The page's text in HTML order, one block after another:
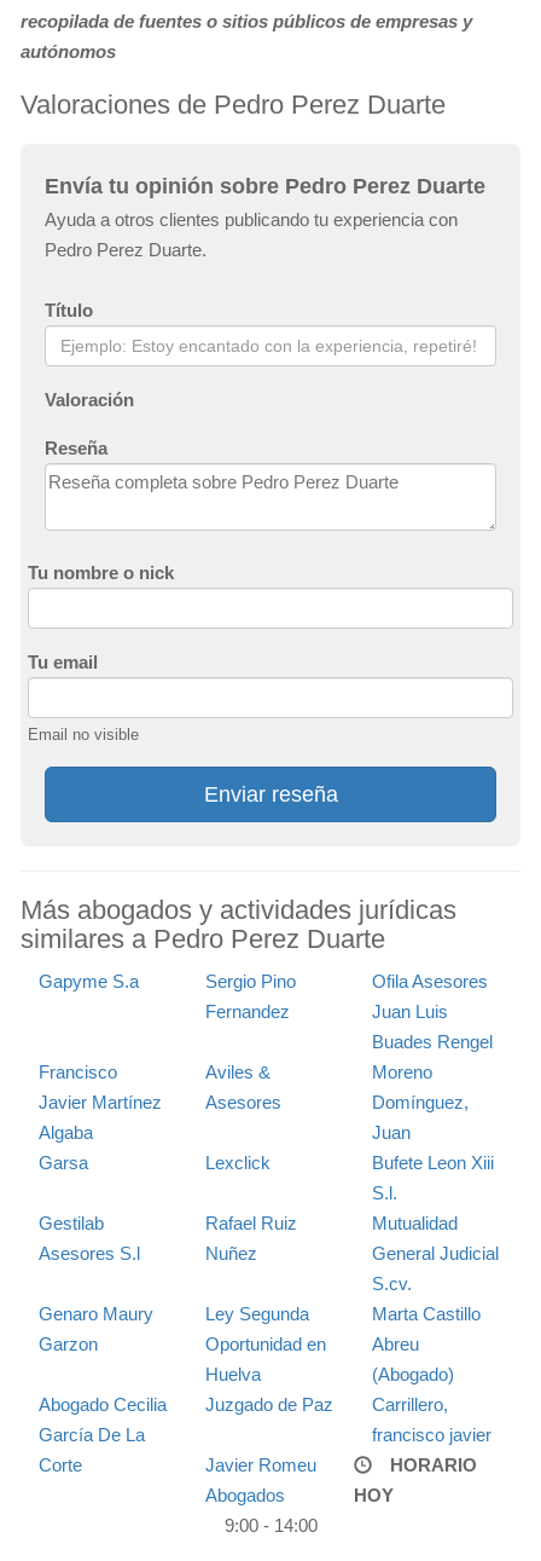
recopilada de fuentes o sitios públicos de empresas y
autónomos
Valoraciones de Pedro Perez Duarte
Envía tu opinión sobre Pedro Perez Duarte
Ayuda a otros clientes publicando tu experiencia con
Pedro Perez Duarte.
Título
Valoración
Reseña
Tu nombre o nick
Tu email
Email no visible
Enviar reseña
Más abogados y actividades jurídicas
similares a Pedro Perez Duarte
Gapyme S.a
Sergio Pino
Fernandez
Ofila Asesores
Juan Luis
Buades Rengel
Francisco
Javier Martínez
Algaba
Aviles &
Asesores
Moreno
Domínguez,
Juan
Garsa
Lexclick
Bufete Leon Xiii
S.l.
Gestilab
Asesores S.l
Rafael Ruiz
Nuñez
Mutualidad
General Judicial
S.cv.
Genaro Maury
Garzon
Ley Segunda
Oportunidad en
Huelva
Marta Castillo
Abreu
(Abogado)
Abogado Cecilia
García De La
Corte
Juzgado de Paz
Carrillero,
francisco javier
Javier Romeu
Abogados
HORARIO
HOY
9:00 - 14:00